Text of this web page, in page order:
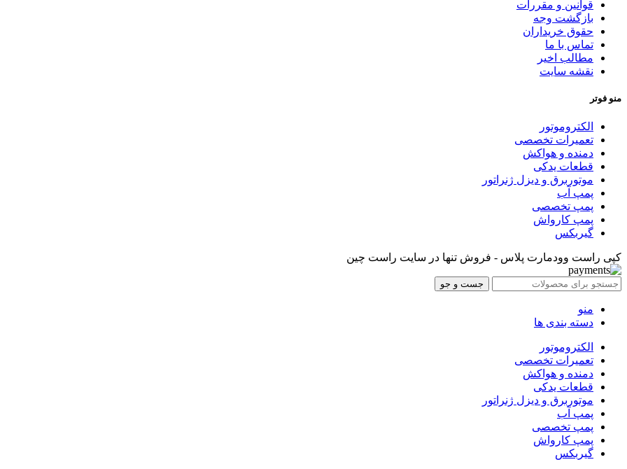
قوانین و مقررات
بازگشت وجه
حقوق خریداران
تماس با ما
مطالب اخیر
نقشه سایت
منو فوتر
الکتروموتور
تعمیرات تخصصی
دمنده و هواکش
قطعات یدکی
موتوربرق و دیزل ژنراتور
پمپ آب
پمپ تخصصی
پمپ کارواش
گیربکس
کپی راست وودمارت پلاس - فروش تنها در سایت راست چین
جست و جو
منو
دسته بندی ها
الکتروموتور
تعمیرات تخصصی
دمنده و هواکش
قطعات یدکی
موتوربرق و دیزل ژنراتور
پمپ آب
پمپ تخصصی
پمپ کارواش
گیربکس